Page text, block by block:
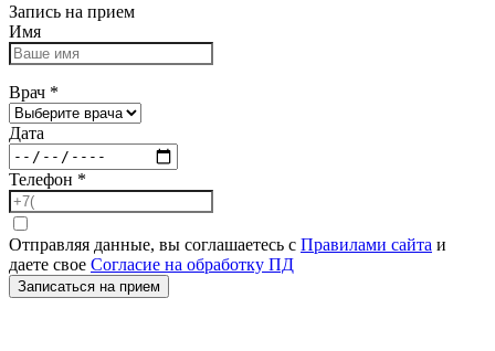
Запись на прием
Имя
Врач *
Дата
Телефон *
Отправляя данные, вы соглашаетесь с Правилами сайта и
даете свое Согласие на обработку ПД
Записаться на прием